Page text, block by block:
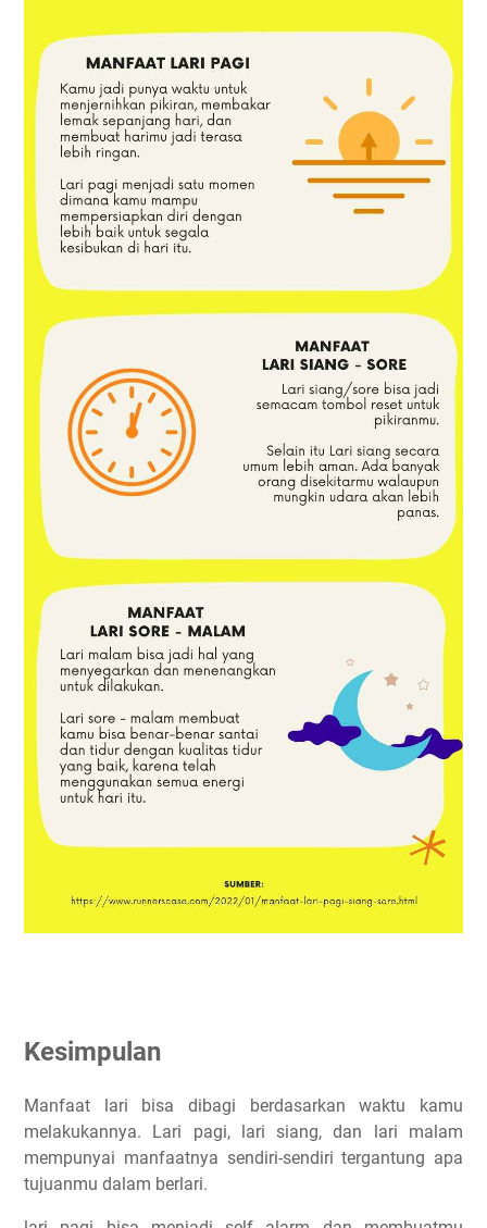
Kesimpulan
Manfaat lari bisa dibagi berdasarkan waktu kamu
melakukannya. Lari pagi, lari siang, dan lari malam
mempunyai manfaatnya sendiri-sendiri tergantung apa
tujuanmu dalam berlari.